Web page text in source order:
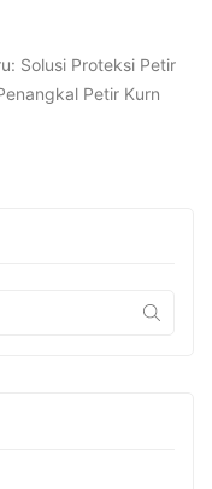
Solusi Proteksi Petir
Petir Kurn